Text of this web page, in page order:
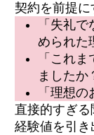
契約を前提に
「失礼
められた
「これ
ましたか
「理想
直接的すぎ
経験値を引き